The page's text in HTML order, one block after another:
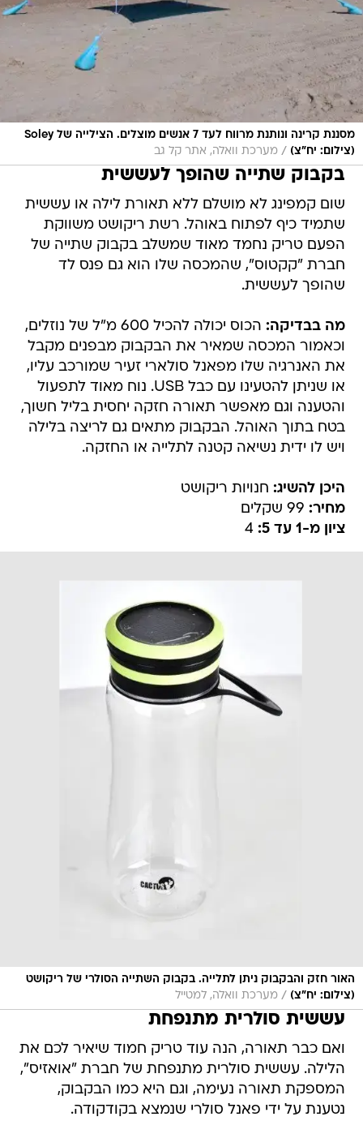
מסננת קרינה ונותנת מרווח לעד 7 אנשים מוצלים. הצילייה של Soley
(צילום: יח"צ) / מערכת וואלה, אתר קל גב
בקבוק שתייה שהופך לעששית
שום קמפינג לא מושלם ללא תאורת לילה או עששית
שתמיד כיף לפתוח באוהל. רשת ריקושט משווקת
הפעם טריק נחמד מאוד שמשלב בקבוק שתייה של
חברת "קקטוס", שהמכסה שלו הוא גם פנס לד
שהופך לעששית.
מה בבדיקה:
הכוס יכולה להכיל 600 מ"ל של נוזלים,
וכאמור המכסה שמאיר את הבקבוק מבפנים מקבל
את האנרגיה שלו מפאנל סולארי זעיר שמורכב עליו,
או שניתן להטעינו עם כבל USB. נוח מאוד לתפעול
והטענה וגם מאפשר תאורה חזקה יחסית בליל חשוך,
בטח בתוך האוהל. הבקבוק מתאים גם לריצה בלילה
ויש לו ידית נשיאה קטנה לתלייה או החזקה.
היכן להשיג: חנויות ריקושט
מחיר:
ציון מ-1 עד 5:
האור חזק והבקבוק ניתן לתלייה. בקבוק השתייה הסולרי של ריקושט
(צילום: יח"צ) / מערכת וואלה, למטייל
עששית סולרית מתנפחת
ואם כבר תאורה, הנה עוד טריק חמוד שיאיר לכם את
הלילה. עששית סולרית מתנפחת של חברת "אואזיס",
המספקת תאורה נעימה, וגם היא כמו הבקבוק,
נטענת על ידי פאנל סולרי שנמצא בקודקודה.